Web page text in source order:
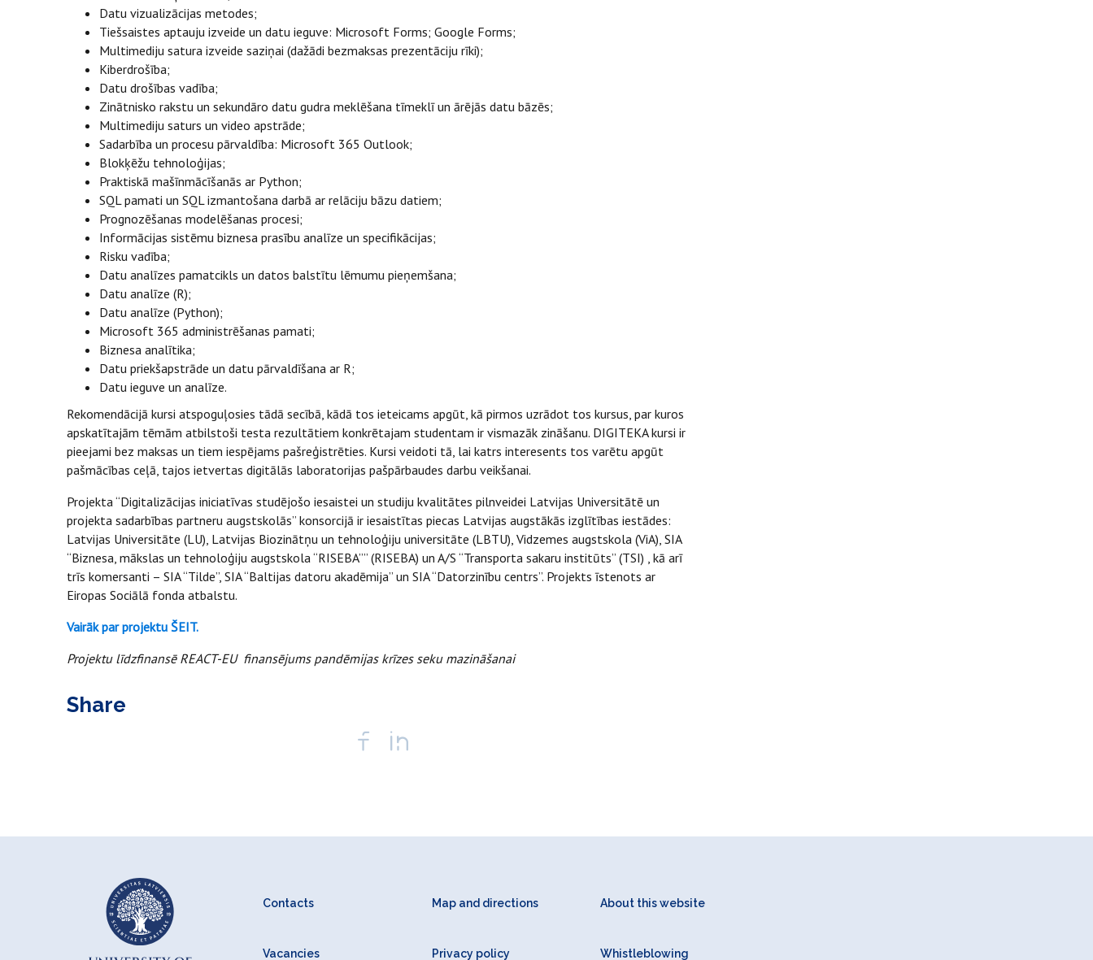
Datu vizualizācijas metodes;
Tiešsaistes aptauju izveide un datu ieguve: Microsoft Forms; Google Forms;
Multimediju satura izveide saziņai (dažādi bezmaksas prezentāciju rīki);
Kiberdrošība;
Datu drošības vadība;
Zinātnisko rakstu un sekundāro datu gudra meklēšana tīmeklī un ārējās datu bāzēs;
Multimediju saturs un video apstrāde;
Sadarbība un procesu pārvaldība: Microsoft 365 Outlook;
Blokķēžu tehnoloģijas;
Praktiskā mašīnmācīšanās ar Python;
SQL pamati un SQL izmantošana darbā ar relāciju bāzu datiem;
Prognozēšanas modelēšanas procesi;
Informācijas sistēmu biznesa prasību analīze un specifikācijas;
Risku vadība;
Datu analīzes pamatcikls un datos balstītu lēmumu pieņemšana;
Datu analīze (R);
Datu analīze (Python);
Microsoft 365 administrēšanas pamati;
Biznesa analītika;
Datu priekšapstrāde un datu pārvaldīšana ar R;
Datu ieguve un analīze.
Rekomendācijā kursi atspoguļosies tādā secībā, kādā tos ieteicams apgūt, kā pirmos uzrādot tos kursus, par kuros
apskatītajām tēmām atbilstoši testa rezultātiem konkrētajam studentam ir vismazāk zināšanu. DIGITEKA kursi ir
pieejami bez maksas un tiem iespējams pašreģistrēties. Kursi veidoti tā, lai katrs interesents tos varētu apgūt
pašmācības ceļā, tajos ietvertas digitālās laboratorijas pašpārbaudes darbu veikšanai.
Projekta “Digitalizācijas iniciatīvas studējošo iesaistei un​ studiju kvalitātes pilnveidei Latvijas Universitātē un​
projekta sadarbības partneru augstskolās” konsorcijā ir iesaistītas piecas Latvijas augstākās izglītības iestādes:
Latvijas Universitāte (LU), Latvijas Biozinātņu un tehnoloģiju universitāte (LBTU), Vidzemes augstskola (ViA), SIA
“Biznesa, mākslas un tehnoloģiju augstskola “RISEBA”” (RISEBA) un A/S “Transporta sakaru institūts” (TSI) , kā arī
trīs komersanti – SIA “Tilde”, SIA “Baltijas datoru akadēmija” un SIA “Datorzinību centrs”. Projekts īstenots ar
Eiropas Sociālā fonda atbalstu.
Vairāk par projektu ŠEIT.
Projektu līdzfinansē REACT-EU finansējums pandēmijas krīzes seku mazināšanai
Share
Contacts Map and directions About this website
Vacancies Privacy policy Whistleblowing